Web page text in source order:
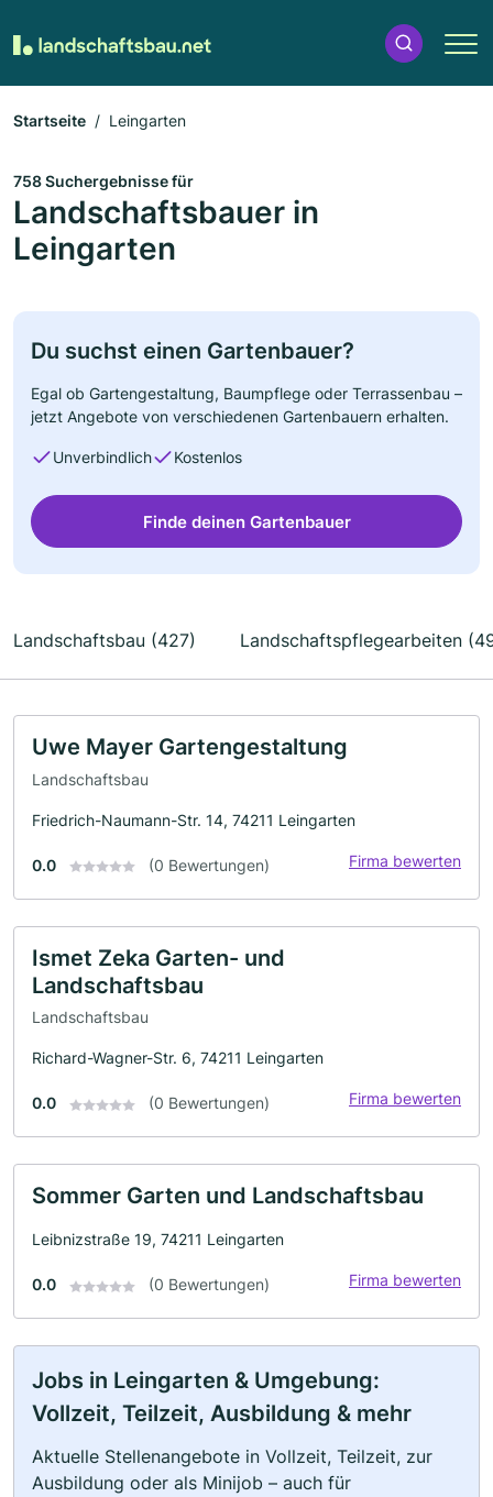
Startseite Leingarten
758 Suchergebnisse für
Landschaftsbauer in
Leingarten
Du suchst einen Gartenbauer?
Egal ob Gartengestaltung, Baumpflege oder Terrassenbau –
jetzt Angebote von verschiedenen Gartenbauern erhalten.
Unverbindlich Kostenlos
Finde deinen Gartenbauer
Landschaftsbau (427) Landschaftspflegearbeiten
Uwe Mayer Gartengestaltung
Landschaftsbau
Friedrich-Naumann-Str. 14, 74211 Leingarten
0.0 (0 Bewertungen) Firma bewerten
Ismet Zeka Garten- und
Landschaftsbau
Landschaftsbau
Richard-Wagner-Str. 6, 74211 Leingarten
0.0 (0 Bewertungen) Firma bewerten
Sommer Garten und Landschaftsbau
Leibnizstraße 19, 74211 Leingarten
0.0 (0 Bewertungen) Firma bewerten
Jobs in Leingarten & Umgebung:
Vollzeit, Teilzeit, Ausbildung & mehr
Aktuelle Stellenangebote in Vollzeit, Teilzeit, zur
Ausbildung oder als Minijob – auch für